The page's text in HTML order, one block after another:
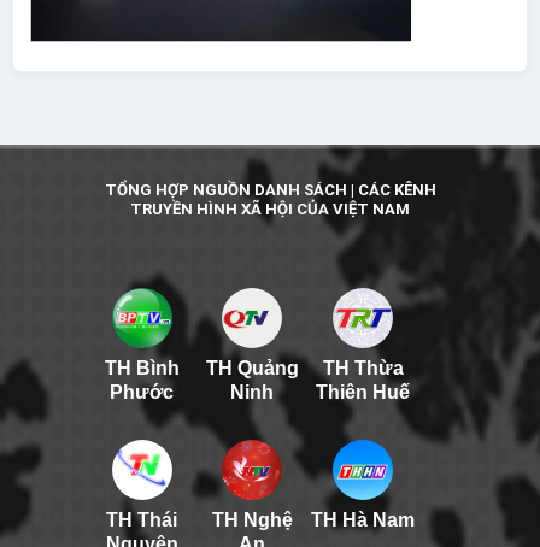
TỔNG HỢP NGUỒN DANH SÁCH | CÁC KÊNH
TRUYỀN HÌNH XÃ HỘI CỦA VIỆT NAM
TH Bình
Phước
TH Quảng
Ninh
TH Thừa
Thiên Huế
TH Thái
TH Nghệ
TH Hà Nam